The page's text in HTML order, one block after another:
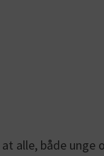
alle, både unge